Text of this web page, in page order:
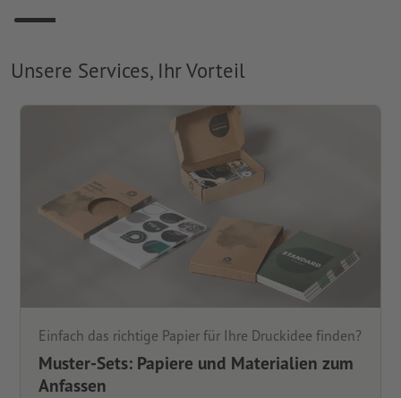
Unsere Services, Ihr Vorteil
Einfach das richtige Papier für Ihre Druckidee finden?
Muster-Sets: Papiere und Materialien zum
Anfassen